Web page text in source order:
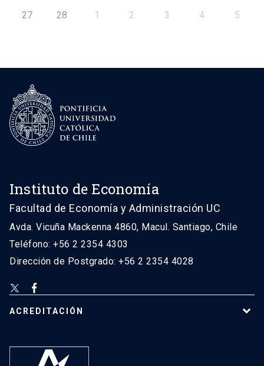
27 28 1 2 3 4 5
Instituto de Economía
Facultad de Economía y Administración UC
Avda. Vicuña Mackenna 4860, Macul. Santiago, Chile
Teléfono: +56 2 2354 4303
Dirección de Postgrado: +56 2 2354 4028
ACREDITACIÓN